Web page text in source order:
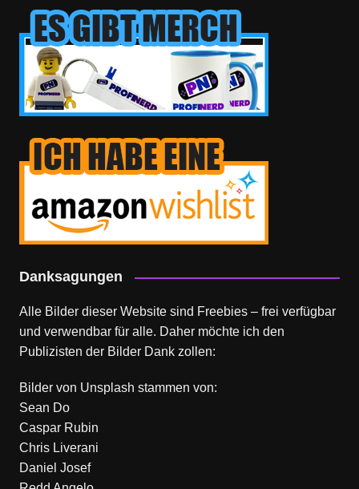
Danksagungen
Alle Bilder dieser Website sind Freebies – frei verfügbar
und verwendbar für alle. Daher möchte ich den
Publizisten der Bilder Dank zollen:
Bilder von Unsplash stammen von:
Sean Do
Caspar Rubin
Chris Liverani
Daniel Josef